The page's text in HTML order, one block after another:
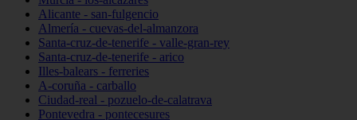
Alicante - san-fulgencio
Almería - cuevas-del-almanzora
Santa-cruz-de-tenerife - valle-gran-rey
Santa-cruz-de-tenerife - arico
Illes-balears - ferreries
A-coruña - carballo
Ciudad-real - pozuelo-de-calatrava
Pontevedra - pontecesures